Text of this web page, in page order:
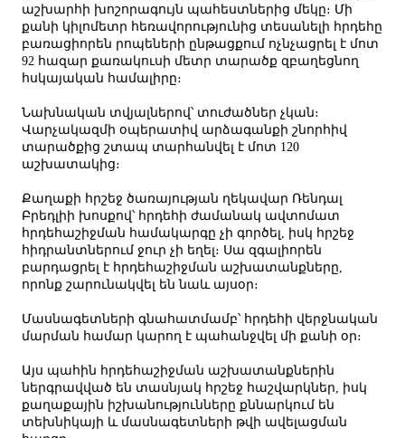
աշխարհի խոշորագույն պահեստներից մեկը։ Մի
քանի կիլոմետր հեռավորությունից տեսանելի հրդեհը
բառացիորեն րոպեների ընթացքում ոչնչացրել է մոտ
92 հազար քառակուսի մետր տարածք զբաղեցնող
հսկայական համալիրը։
Նախնական տվյալներով՝ տուժածներ չկան։
Վարչակազմի օպերատիվ արձագանքի շնորհիվ
տարածքից շտապ տարհանվել է մոտ 120
աշխատակից։
Քաղաքի հրշեջ ծառայության ղեկավար Ռենդալ
Բրեդլիի խոսքով՝ հրդեհի ժամանակ ավտոմատ
հրդեհաշիջման համակարգը չի գործել, իսկ հրշեջ
հիդրանտներում ջուր չի եղել։ Սա զգալիորեն
բարդացրել է հրդեհաշիջման աշխատանքները,
որոնք շարունակվել են նաև այսօր։
Մասնագետների գնահատմամբ՝ հրդեհի վերջնական
մարման համար կարող է պահանջվել մի քանի օր։
Այս պահին հրդեհաշիջման աշխատանքներին
ներգրավված են տասնյակ հրշեջ հաշվարկներ, իսկ
քաղաքային իշխանությունները քննարկում են
տեխնիկայի և մասնագետների թվի ավելացման